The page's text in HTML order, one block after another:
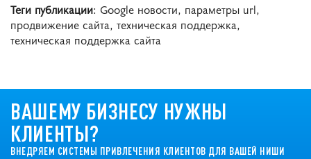
Теги публикации: Google новости, параметры url,
продвижение сайта, техническая поддержка,
техническая поддержка сайта
ВАШЕМУ БИЗНЕСУ НУЖНЫ
КЛИЕНТЫ?
ВНЕДРЯЕМ СИСТЕМЫ ПРИВЛЕЧЕНИЯ КЛИЕНТОВ ДЛЯ ВАШЕЙ НИШИ